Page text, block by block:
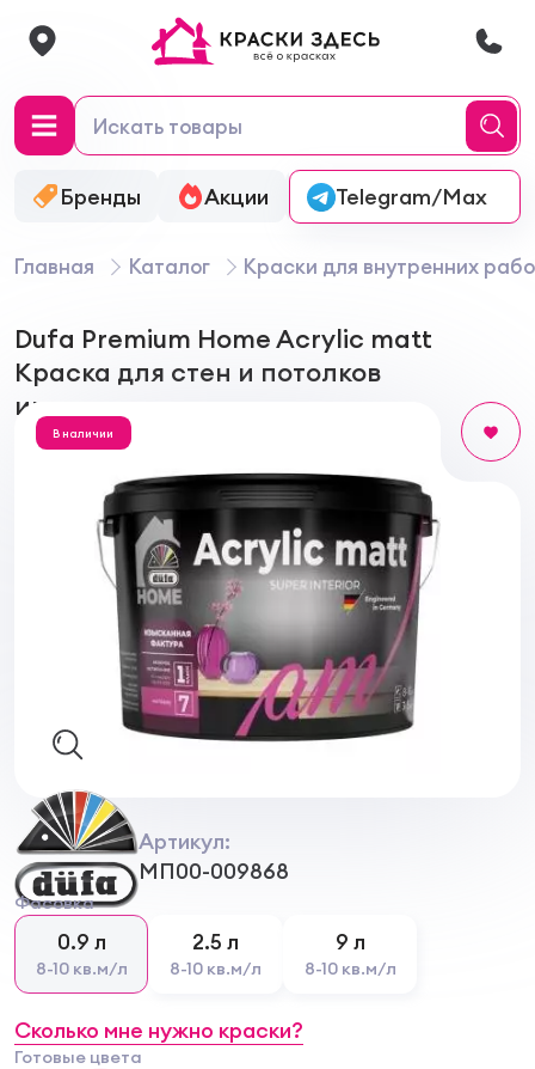
Бренды Акции Онлайн-колеровка
Telegram/Max
Главная Каталог Краски для внутренних
Dufa Premium Home Acrylic matt
Краска для стен и потолков
интерьерная
В наличии
Артикул:
МП00-009868
Фасовка
0.9 л
8-10 кв.м/л
2.5 л
8-10 кв.м/л
9 л
8-10 кв.м/л
Сколько мне нужно краски?
Готовые цвета